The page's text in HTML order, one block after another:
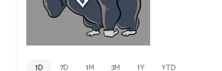
1D 7D 1M 3M 1Y YTD